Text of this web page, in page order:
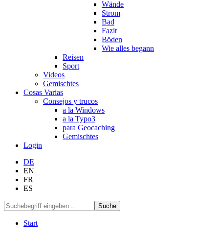
Wände
Strom
Bad
Fazit
Böden
Wie alles begann
Reisen
Sport
Videos
Gemischtes
Cosas Varias
Consejos y trucos
a la Windows
a la Typo3
para Geocaching
Gemischtes
Login
DE
EN
FR
ES
Suche
Start